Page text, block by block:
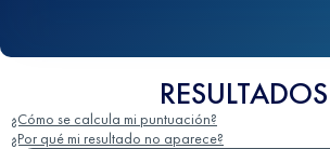
RESULTADOS
¿Cómo se calcula mi puntuación?
¿Por qué mi resultado no aparece?